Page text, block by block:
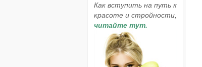
Как вступить на путь к
красоте и стройности,
читайте тут.